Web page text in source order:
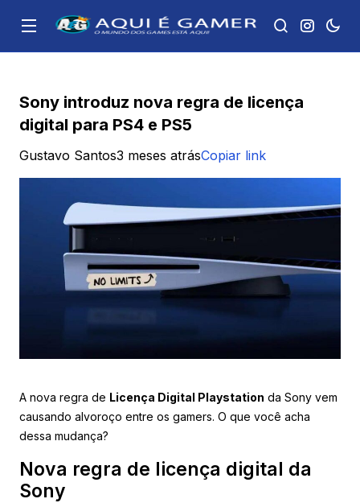
Sony introduz nova regra de licença
digital para PS4 e PS5
Gustavo Santos3 meses atrásCopiar link
A nova regra de Licença Digital Playstation da Sony vem
causando alvoroço entre os gamers. O que você acha
dessa mudança?
Nova regra de licença digital da
Sony